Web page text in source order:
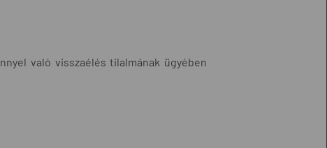
való visszaélés tilalmának ügyében